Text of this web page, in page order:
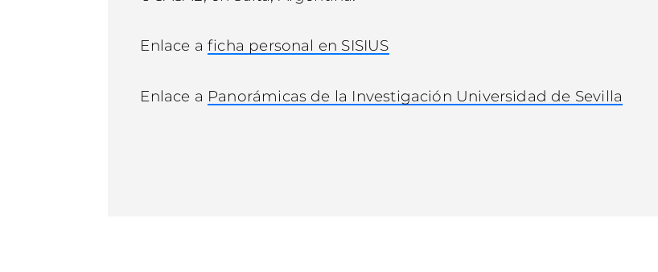
Enlace aficha personal en SISIUS
Enlace a Panorámicas de la Investigación Universidad de Sevilla